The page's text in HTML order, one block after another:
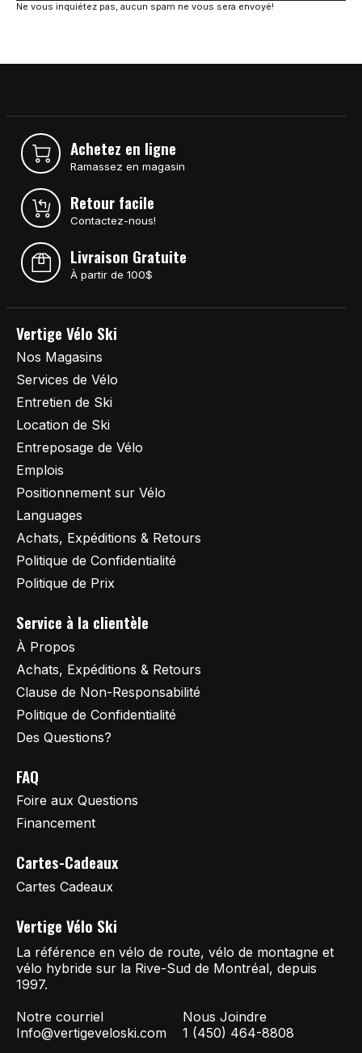
Ne vous inquiétez pas, aucun spam ne vous sera envoyé!
Achetez en ligne
Ramassez en magasin
Retour facile
Contactez-nous!
Livraison Gratuite
À partir de 100$
Vertige Vélo Ski
Nos Magasins
Services de Vélo
Entretien de Ski
Location de Ski
Entreposage de Vélo
Emplois
Positionnement sur Vélo
Languages
Achats, Expéditions & Retours
Politique de Confidentialité
Politique de Prix
Service à la clientèle
À Propos
Achats, Expéditions & Retours
Clause de Non-Responsabilité
Politique de Confidentialité
Des Questions?
FAQ
Foire aux Questions
Financement
Cartes-Cadeaux
Cartes Cadeaux
Vertige Vélo Ski
La référence en vélo de route, vélo de montagne et
vélo hybride sur la Rive-Sud de Montréal, depuis
1997.
Notre courriel
Info@vertigeveloski.com
Nous Joindre
1 (450) 464-8808